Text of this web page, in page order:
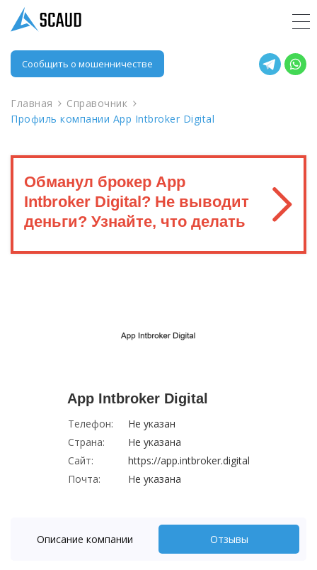
Сообщить о мошенничестве
Главная
Справочник
Профиль компании App Intbroker Digital
Обманул брокер App
Intbroker Digital? Не выводит
деньги? Узнайте, что делать
App Intbroker Digital
Телефон:
Не указан
Страна:
Не указана
Сайт:
https://app.intbroker.digital
Почта:
Не указана
Описание компании Отзывы